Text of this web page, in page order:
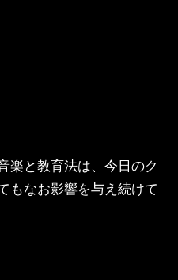
楽と教育法は、今日のク
もなお影響を与え続けて